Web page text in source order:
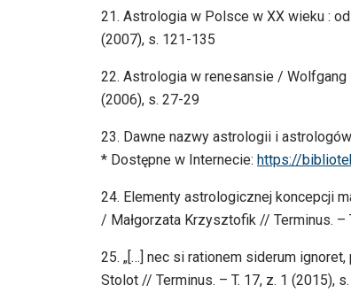
21. Astrologia w Polsce w XX wieku :
(2007), s. 121-135
22. Astrologia w renesansie / Wolfgang
(2006), s. 27-29
23. Dawne nazwy astrologii i
* Dostępne w Internecie: https://
24. Elementy astrologicznej koncepcji
/ Małgorzata Krzysztofik // Terminus. –
25. „[…] nec si rationem siderum
Stolot // Terminus. – T. 17, z. 1 (2015),